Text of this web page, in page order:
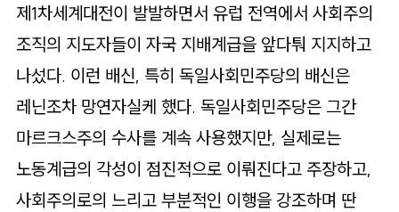
제1차세계대전이 발발하면서 유럽 전역에서 사회주의
조직의 지도자들이 자국 지배계급을 앞다퉈 지지하고
나섰다. 이런 배신, 특히 독일사회민주당의 배신은
레닌조차 망연자실케 했다. 독일사회민주당은 그간
마르크스주의 수사를 계속 사용했지만, 실제로는
노동계급의 각성이 점진적으로 이뤄진다고 주장하고,
사회주의로의 느리고 부분적인 이행을 강조하며 딴